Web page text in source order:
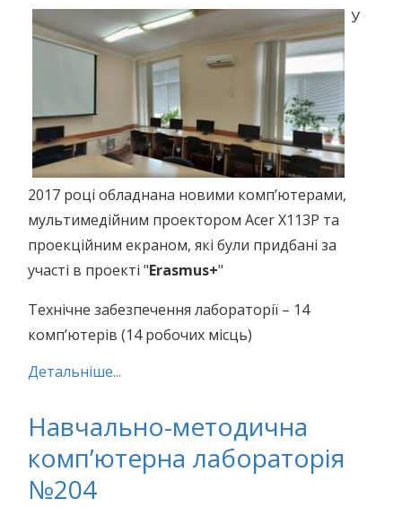
У
2017 році обладнана новими комп’ютерами,
мультимедійним проектором Acer X113P та
проекційним екраном, які були придбані за
участі в проекті "Erasmus+"
Технічне забезпечення лабораторії – 14
комп’ютерів (14 робочих місць)
Детальніше...
Навчально-методична
комп’ютерна лабораторія
№204